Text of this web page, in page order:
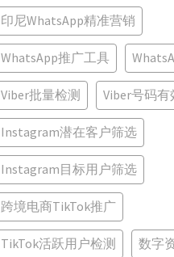
印尼WhatsApp精准营销
WhatsApp推广工具
Viber批量检测 Viber号码有
Instagram潜在客户筛选
Instagram目标用户筛选
跨境电商TikTok推广
TikTok活跃用户检测 数字